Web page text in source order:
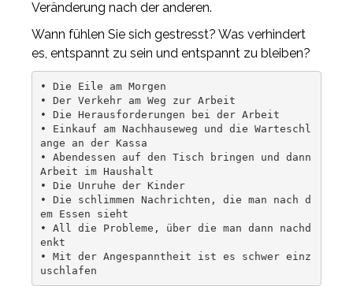
Veränderung nach der anderen.
Wann fühlen Sie sich gestresst? Was verhindert
es, entspannt zu sein und entspannt zu bleiben?
• Die Eile am Morgen
• Der Verkehr am Weg zur Arbeit
• Die Herausforderungen bei der Arbeit
• Einkauf am Nachhauseweg und die Warteschl
ange an der Kassa
• Abendessen auf den Tisch bringen und dann
Arbeit im Haushalt
• Die Unruhe der Kinder
• Die schlimmen Nachrichten, die man nach d
em Essen sieht
• All die Probleme, über die man dann nachd
enkt
• Mit der Angespanntheit ist es schwer einz
uschlafen